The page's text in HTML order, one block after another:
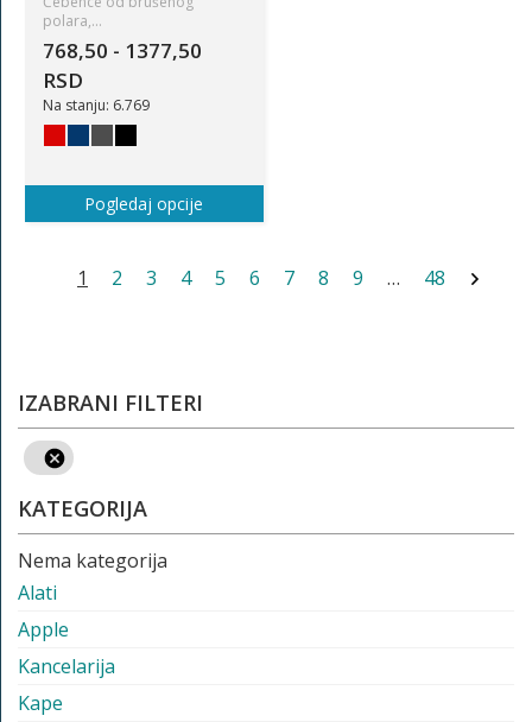
polara,…
768,50 - 1377,50
RSD
Na stanju: 6.769
Pogledaj opcije
1 2 3 4 5 6 7 8 9 … 48
IZABRANI FILTERI
KATEGORIJA
Nema kategorija
Alati
Apple
Kancelarija
Kape